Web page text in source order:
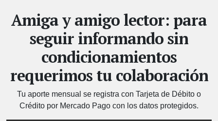
Amiga y amigo lector: para
seguir informando sin
condicionamientos
requerimos tu colaboración
Tu aporte mensual se registra con Tarjeta de Débito o
Crédito por Mercado Pago con los datos protegidos.